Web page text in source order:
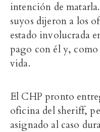
intención de
suyos dijeron a los
estado involucrada
pago con él y,
vida.
El CHP pronto
oficina del sheriff,
asignado al caso